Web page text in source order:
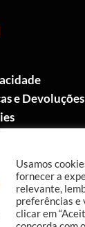
e Devoluções
de Segunda
Usamos
fornecer a
relevante,
preferências e
clicar em